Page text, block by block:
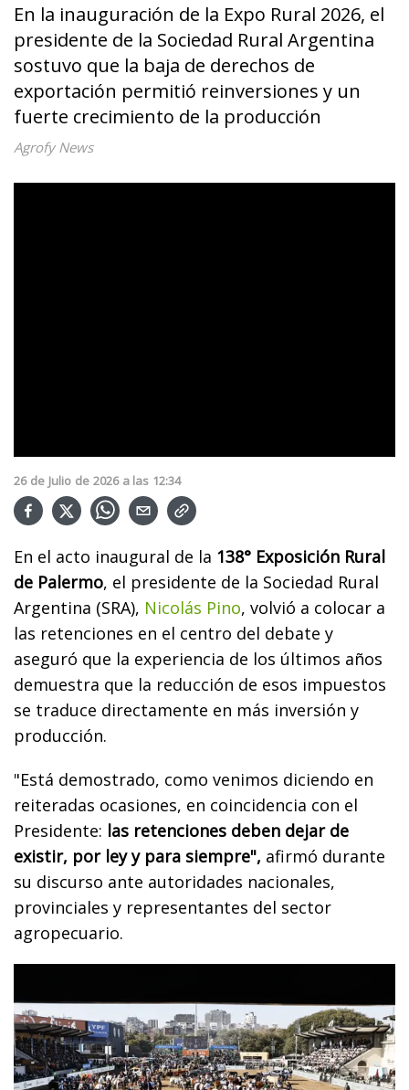
En la inauguración de la Expo Rural 2026, el
presidente de la Sociedad Rural Argentina
sostuvo que la baja de derechos de
exportación permitió reinversiones y un
fuerte crecimiento de la producción
Agrofy News
26 de Julio de 2026 a las 12:34
En el acto inaugural de la 138° Exposición Rural
de Palermo, el presidente de la Sociedad Rural
Argentina (SRA), Nicolás Pino, volvió a colocar a
las retenciones en el centro del debate y
aseguró que la experiencia de los últimos años
demuestra que la reducción de esos impuestos
se traduce directamente en más inversión y
producción.
"Está demostrado, como venimos diciendo en
reiteradas ocasiones, en coincidencia con el
Presidente: las retenciones deben dejar de
existir, por ley y para siempre", afirmó durante
su discurso ante autoridades nacionales,
provinciales y representantes del sector
agropecuario.